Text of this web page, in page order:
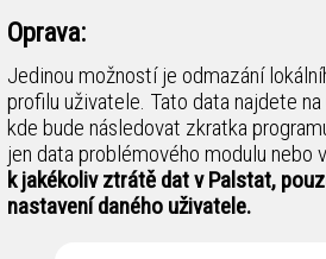
Oprava:
Jedinou možností je odmazání
profilu uživatele. Tato data najdete
kde bude následovat zkratka
jen data problémového modulu nebo
k jakékoliv ztrátě dat v Palstat,
nastavení daného uživatele.